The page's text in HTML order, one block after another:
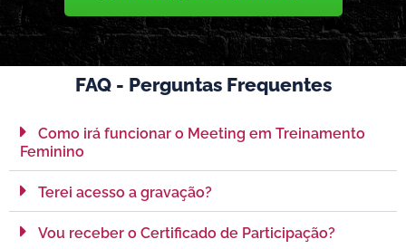
FAQ - Perguntas Frequentes
Como irá funcionar o Meeting em Treinamento
Feminino
Terei acesso a gravação?
Vou receber o Certificado de Participação?